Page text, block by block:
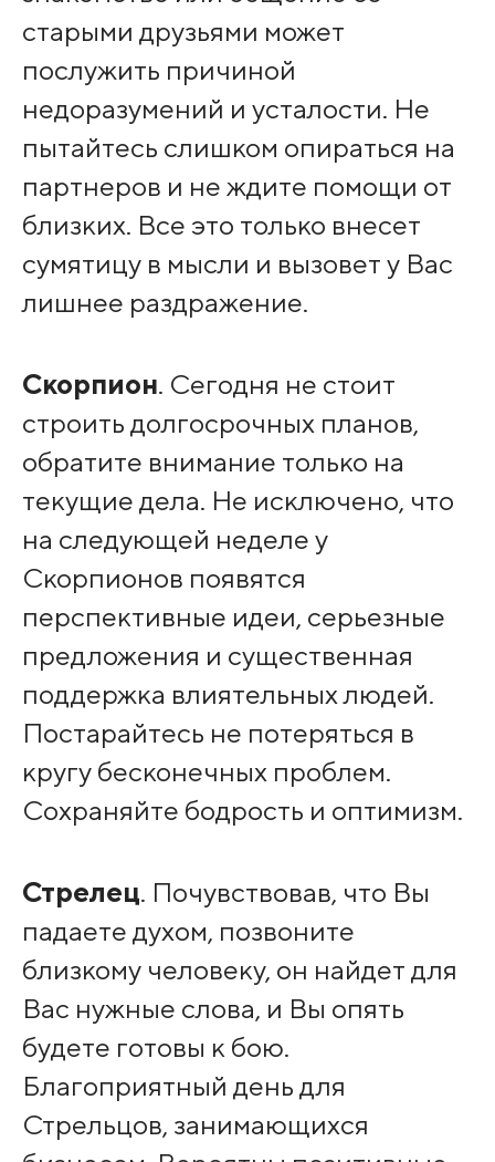
старыми друзьями может
послужить причиной
недоразумений и усталости. Не
пытайтесь слишком опираться на
партнеров и не ждите помощи от
близких. Все это только внесет
сумятицу в мысли и вызовет у Вас
лишнее раздражение.
Скорпион. Сегодня не стоит
строить долгосрочных планов,
обратите внимание только на
текущие дела. Не исключено, что
на следующей неделе у
Скорпионов появятся
перспективные идеи, серьезные
предложения и существенная
поддержка влиятельных людей.
Постарайтесь не потеряться в
кругу бесконечных проблем.
Сохраняйте бодрость и оптимизм.
Стрелец. Почувствовав, что Вы
падаете духом, позвоните
близкому человеку, он найдет для
Вас нужные слова, и Вы опять
будете готовы к бою.
Благоприятный день для
Стрельцов, занимающихся